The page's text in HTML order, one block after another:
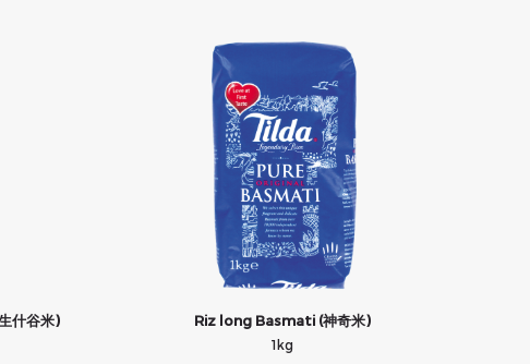
什谷米) Riz long Basmati (神奇米)
1kg